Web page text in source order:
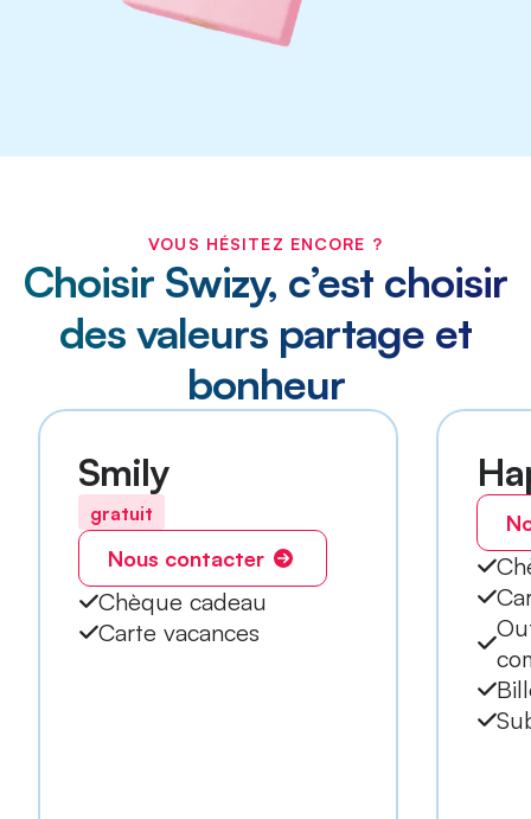
VOUS HÉSITEZ ENCORE ?
Choisir Swizy, c’est choisir
des valeurs partage et
bonheur
Smily
gratuit
Nous contacter
Chèque cadeau
Carte vacances